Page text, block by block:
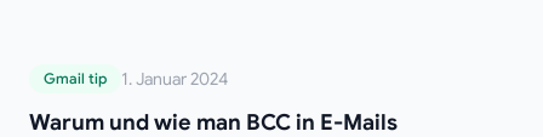
Verabschieden Sie sich vom manuellen Tippen Ihrer Signatur!
Warum und wie man BCC in E-Mails
Gmail tip 1. Januar 2024
Warum und wie man BCC in E-Mails